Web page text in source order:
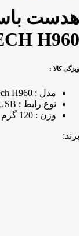
H960
ویزگی کالا :
مدل : Logitech H960
نوع رابط : USB
وزن : 120 گرم
برند: